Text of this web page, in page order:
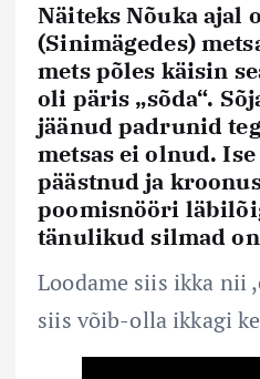
Näiteks Nõuka ajal
(Sinimägedes)
mets põles käisin
oli päris „sõda“.
jäänud padrunid
metsas ei olnud.
päästnud ja
poomisnööri
tänulikud silmad
Loodame siis ikka nii
siis võib-olla ikkagi